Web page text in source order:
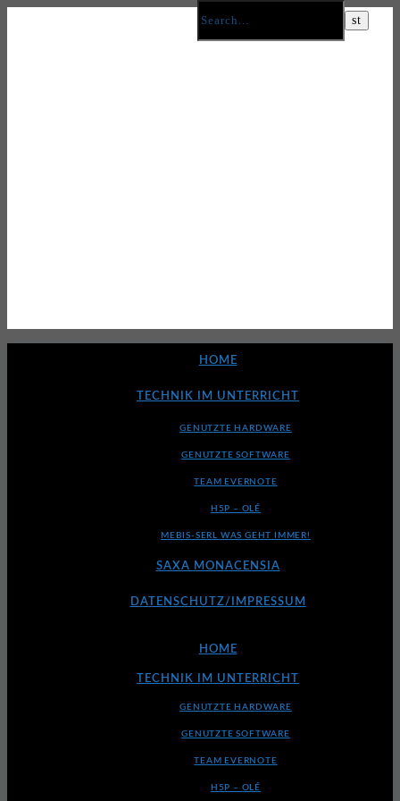
HOME
TECHNIK IM UNTERRICHT
GENUTZTE HARDWARE
GENUTZTE SOFTWARE
TEAM EVERNOTE
H5P – OLÉ
MEBIS-SERL WAS GEHT IMMER!
SAXA MONACENSIA
DATENSCHUTZ/IMPRESSUM
HOME
TECHNIK IM UNTERRICHT
GENUTZTE HARDWARE
GENUTZTE SOFTWARE
TEAM EVERNOTE
H5P – OLÉ